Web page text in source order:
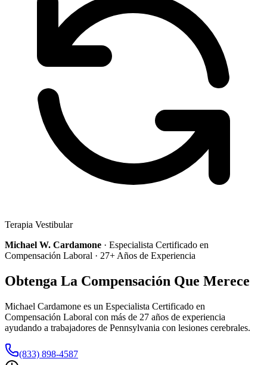
Terapia Vestibular
Michael W. Cardamone · Especialista Certificado en
Compensación Laboral · 27+ Años de Experiencia
Obtenga La Compensación Que Merece
Michael Cardamone es un Especialista Certificado en
Compensación Laboral con más de 27 años de experiencia
ayudando a trabajadores de Pennsylvania con lesiones cerebrales.
(833) 898-4587